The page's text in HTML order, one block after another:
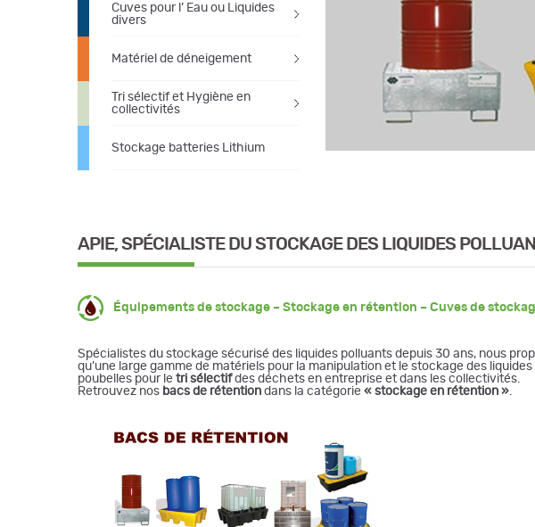
Cuves pour l’ Eau ou Liquides
divers
Matériel de déneigement
Tri sélectif et Hygiène en
collectivités
Stockage batteries Lithium
APIE, SPÉCIALISTE DU STOCKAGE DES LIQUIDES
Équipements de stockage – Stockage en rétention – Cuves de
Spécialistes du stockage sécurisé des liquides polluants depuis 30 ans, nous
qu’une large gamme de matériels pour la manipulation et le stockage des
poubelles pour le tri sélectifdes déchets en entreprise et dans les collectivités.
Retrouvez nos bacs de rétention dans la catégorie « stockage en rétention ».